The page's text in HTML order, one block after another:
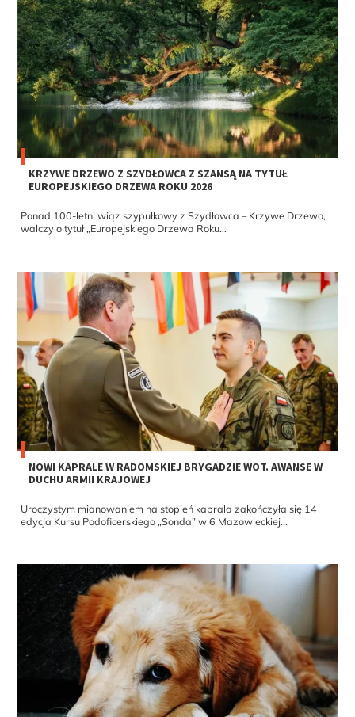
KRZYWE DRZEWO Z SZYDŁOWCA Z SZANSĄ NA TYTUŁ
EUROPEJSKIEGO DRZEWA ROKU 2026
Ponad 100-letni wiąz szypułkowy z Szydłowca – Krzywe Drzewo,
walczy o tytuł „Europejskiego Drzewa Roku...
NOWI KAPRALE W RADOMSKIEJ BRYGADZIE WOT. AWANSE W
DUCHU ARMII KRAJOWEJ
Uroczystym mianowaniem na stopień kaprala zakończyła się 14
edycja Kursu Podoficerskiego „Sonda” w 6 Mazowieckiej...